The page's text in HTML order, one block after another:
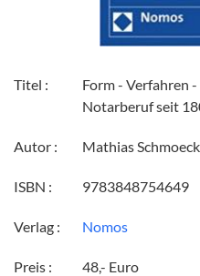
Titel :
Form - Verfahren
Notarberuf seit
Autor : Mathias
ISBN : 9783848754649
Verlag : Nomos
Preis : 48,- Euro